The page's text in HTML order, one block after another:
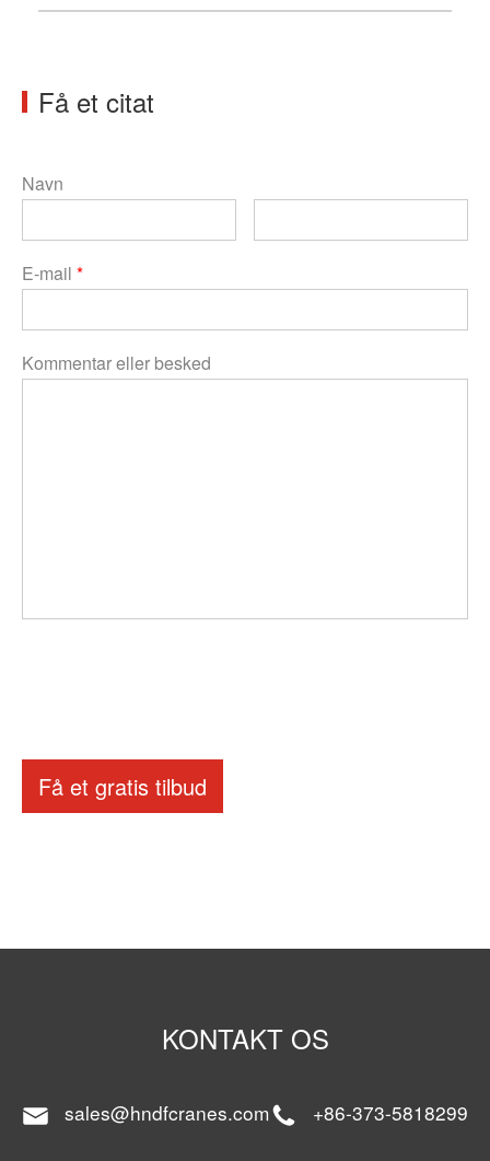
Få et citat
Navn
E-mail *
Kommentar eller besked
Få et gratis tilbud
KONTAKT OS
sales@hndfcranes.com +86-373-5818299